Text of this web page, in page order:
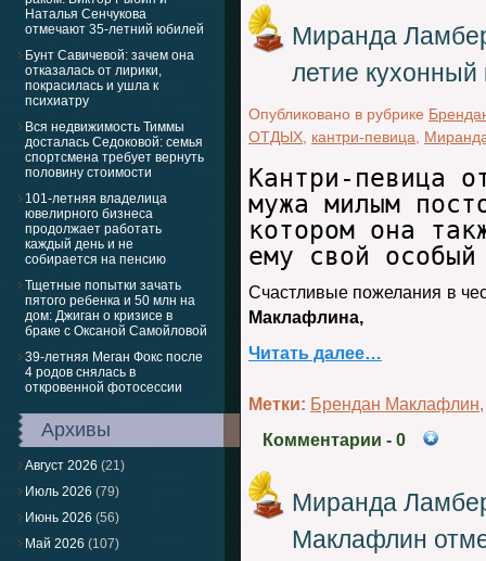
Наталья Сенчукова
отмечают 35-летний юбилей
Бунт Савичевой: зачем она
отказалась от лирики,
покрасилась и ушла к
психиатру
Вся недвижимость Тиммы
досталась Седоковой: семья
спортсмена требует вернуть
половину стоимости
101-летняя владелица
ювелирного бизнеса
продолжает работать
каждый день и не
собирается на пенсию
Тщетные попытки зачать
пятого ребенка и 50 млн на
дом: Джиган о кризисе в
браке с Оксаной Самойловой
39-летняя Меган Фокс после
4 родов снялась в
откровенной фотосессии
Архивы
Август 2026 (21)
Июль 2026 (79)
Июнь 2026 (56)
Май 2026 (107)
Миранда
летие кухонный
Опубликовано в рубрике
ОТДЫХ кантри-певица
Кантри-певица
мужа милым
котором она
ему свой
Счастливые пожелания в
Маклафлина,
Читать далее…
Метки: Брендан Маклафлин
Комментарии - 0
Миранда
Маклафлин